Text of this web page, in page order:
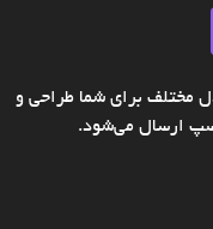
مختلف برای شما طراحی و
ارسال می‌شود.